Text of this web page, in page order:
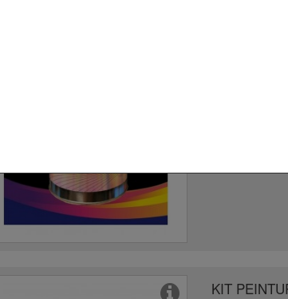
Liant
Liant
KIT